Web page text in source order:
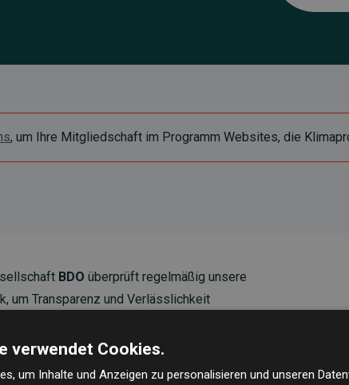
, um Ihre Mitgliedschaft im Programm Websites, die
BDO überprüft regelmäßig unsere
um Transparenz und Verlässlichkeit
unsere Investitionen in Klimaschutzprojekte im
CO₂-Emissionender teilnehmenden
verwendet Cookies.
um Inhalte und Anzeigen zu personalisieren und unseren